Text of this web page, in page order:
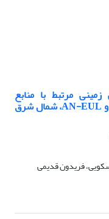
مرتبط با منابع
زمین‌گرمایی با استفاده از دو روش اویلر و AN-EUL، شمال شرق
فریدون قدیمی